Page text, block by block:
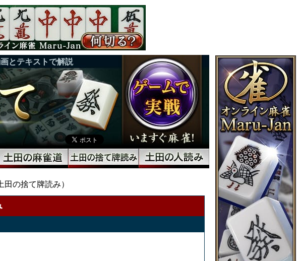
とテキストで解説
の捨て牌読み）